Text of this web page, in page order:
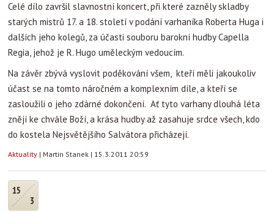
Celé dílo završil slavnostní koncert, při které zazněly skladby
starých mistrů 17. a 18. století v podání varhaníka Roberta Huga i
dalších jeho kolegů, za účasti souboru barokní hudby Capella
Regia, jehož je R. Hugo uměleckým vedoucím.
Na závěr zbývá vyslovit poděkování všem, kteří měli jakoukoliv
účast se na tomto náročném a komplexním díle, a kteří se
zasloužili o jeho zdárné dokončení. Ať tyto varhany dlouhá léta
znějí ke chvále Boží, a krása hudby až zasahuje srdce všech, kdo
do kostela Nejsvětějšího Salvátora přicházejí.
Aktuality | Martin Stanek | 15.3.2011 20:59
15
3